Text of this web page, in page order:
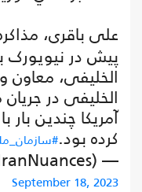
علی باقری،
پیش در نیویورک
الخلیفی، معاون
الخلیفی در
آمریکا چندین بار
کرده بود.
— Iran Nuances (@IranNuances)
September 18, 2023